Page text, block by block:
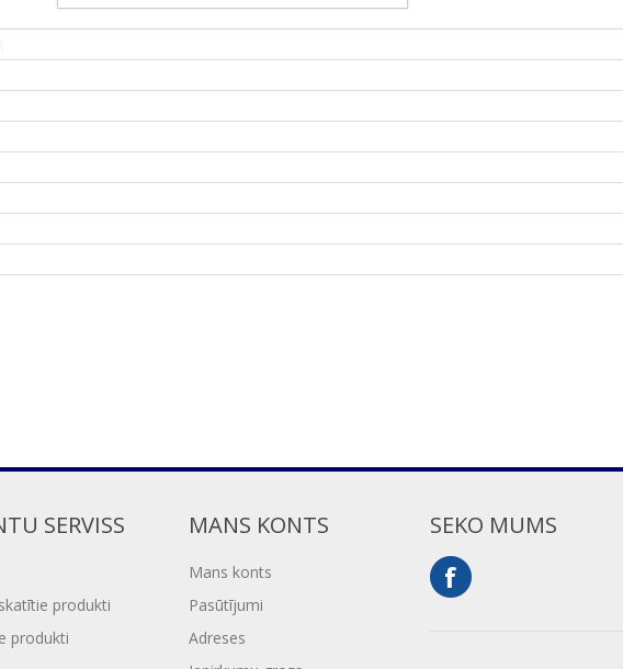
SERVISS
produkti
produkti
MANS KONTS
Mans konts
Pasūtījumi
Adreses
SEKO MUMS